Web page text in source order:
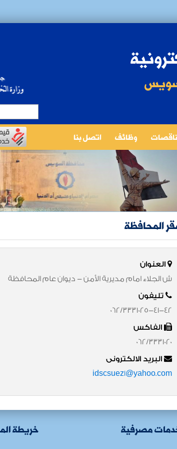
وظائف اتصل بنا
المحافظة
العنوان
ش الجلاء امام مديرية الأمن - ديوان عام المحافظة
تليفون
062/3331025-41-42
الفاكس
062/3331020
البريد الالكترونى
idscsuez1@yahoo.com
مصرفية خريطة